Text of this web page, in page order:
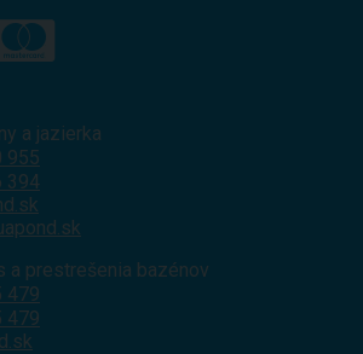
a jazierka
955
394
a prestrešenia bazénov
479
479